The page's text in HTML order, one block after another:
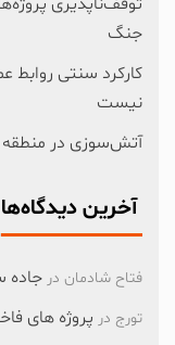
جنگ
کارکرد سنتی روابط
نیست
آتش‌سوزی در منطقه
آخرین دیدگاه‌ها
فتاح شادمان در جاده
تورج در پروژه های